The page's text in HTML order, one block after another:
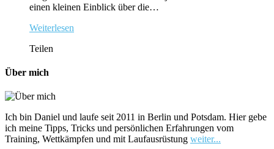
einen kleinen Einblick über die…
Weiterlesen
Teilen
Über mich
Ich bin Daniel und laufe seit 2011 in Berlin und Potsdam. Hier gebe
ich meine Tipps, Tricks und persönlichen Erfahrungen vom
Training, Wettkämpfen und mit Laufausrüstung weiter...